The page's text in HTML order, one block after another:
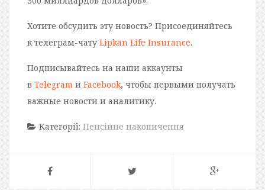
Хотите обсудить эту новость? Присоединяйтесь
к телеграм-чату Lipkan Life Insurance.
Подписывайтесь на наши аккаунты
в Telegram и Facebook, чтобы первыми получать
важные новости и аналитику.
Категорії: Пенсійне накопичення